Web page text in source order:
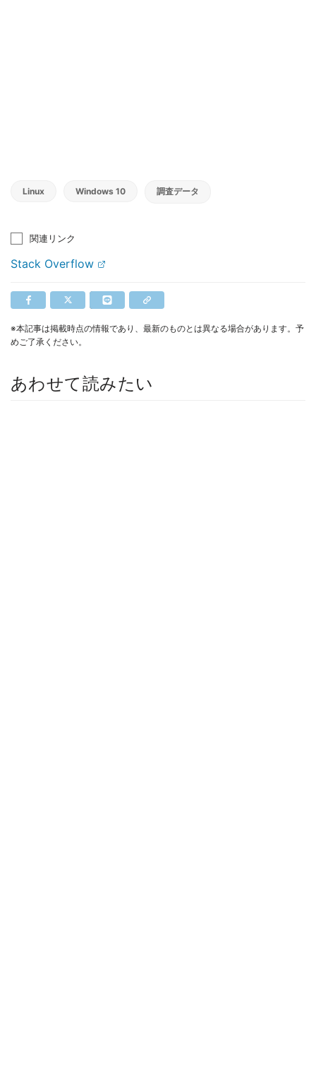
Linux Windows 10 調査データ
関連リンク
Stack Overflow
※本記事は掲載時点の情報であり、最新のものとは異なる場合があります。予
めご了承ください。
あわせて読みたい